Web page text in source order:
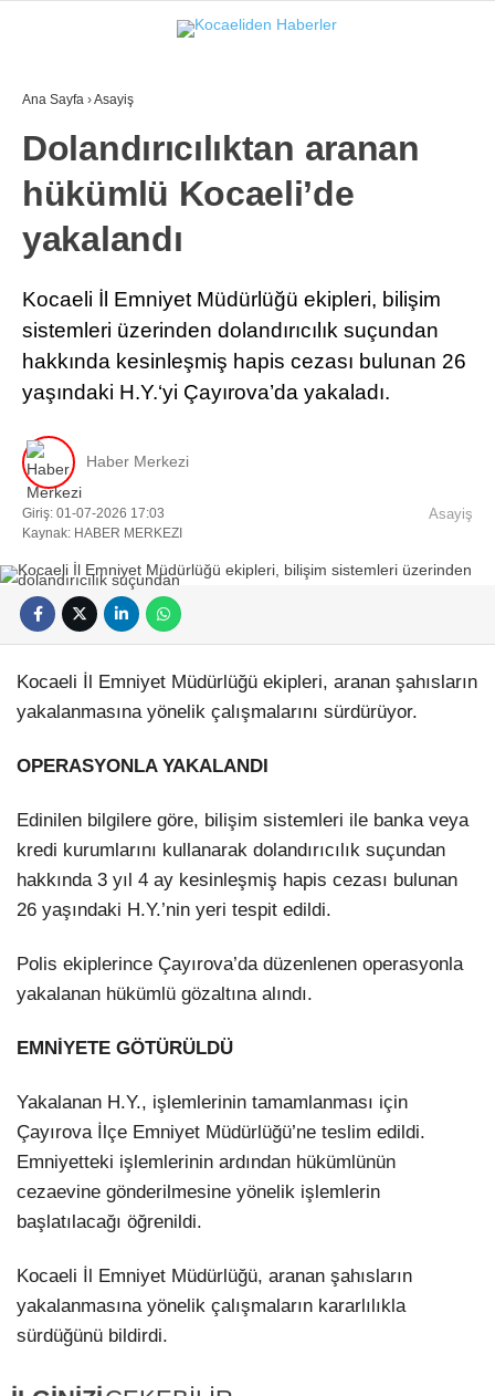
Facebook
Youtube
GÜNDEM
EKONOMI
SPOR
MAGAZIN
SAĞLIK
Ana Sayfa ›Asayiş
Dolandırıcılıktan aranan
hükümlü Kocaeli’de
yakalandı
Kocaeli İl Emniyet Müdürlüğü ekipleri, bilişim
sistemleri üzerinden dolandırıcılık suçundan
hakkında kesinleşmiş hapis cezası bulunan 26
yaşındaki H.Y.‘yi Çayırova’da yakaladı.
Haber Merkezi
Giriş: 01-07-2026 17:03
Kaynak: HABER MERKEZI
Asayiş
Kocaeli İl Emniyet Müdürlüğü ekipleri, aranan şahısların
yakalanmasına yönelik çalışmalarını sürdürüyor.
OPERASYONLA YAKALANDI
Edinilen bilgilere göre, bilişim sistemleri ile banka veya
kredi kurumlarını kullanarak dolandırıcılık suçundan
hakkında 3 yıl 4 ay kesinleşmiş hapis cezası bulunan
26 yaşındaki H.Y.’nin yeri tespit edildi.
Polis ekiplerince Çayırova’da düzenlenen operasyonla
yakalanan hükümlü gözaltına alındı.
EMNİYETE GÖTÜRÜLDÜ
Yakalanan H.Y., işlemlerinin tamamlanması için
Çayırova İlçe Emniyet Müdürlüğü’ne teslim edildi.
Emniyetteki işlemlerinin ardından hükümlünün
cezaevine gönderilmesine yönelik işlemlerin
başlatılacağı öğrenildi.
Kocaeli İl Emniyet Müdürlüğü, aranan şahısların
yakalanmasına yönelik çalışmaların kararlılıkla
sürdüğünü bildirdi.